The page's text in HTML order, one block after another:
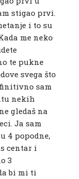
stigao prvi.
i to su
me neko
te pukne
svega što
sam
nekih
gledaš na
Ja sam
4 popodne,
centar i
3
bi mi ti